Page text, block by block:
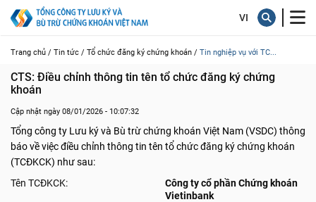
Trang chủ / Tin tức / Tổ chức đăng ký chứng khoán / Tin nghiệp vụ với TC...
CTS: Điều chỉnh thông tin tên tổ chức đăng ký chứng
khoán
Cập nhật ngày 08/01/2026 - 10:07:32
Tổng công ty Lưu ký và Bù trừ chứng khoán Việt Nam (VSDC) thông
báo về việc điều chỉnh thông tin tên tổ chức đăng ký chứng khoán
(TCĐKCK) như sau:
Tên TCĐKCK:
Công ty cổ phần Chứng khoán
Vietinbank